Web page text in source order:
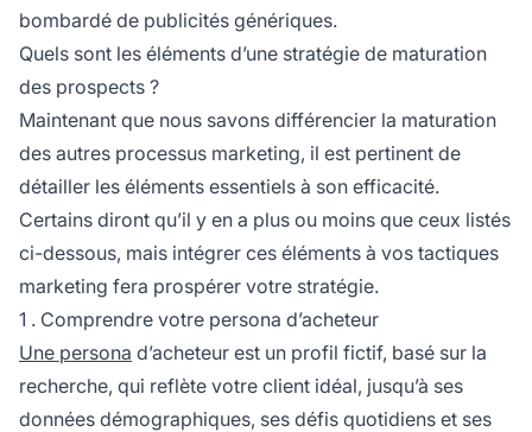
bombardé de publicités génériques.
Quels sont les éléments d’une stratégie de maturation
des prospects ?
Maintenant que nous savons différencier la maturation
des autres processus marketing, il est pertinent de
détailler les éléments essentiels à son efficacité.
Certains diront qu’il y en a plus ou moins que ceux listés
ci-dessous, mais intégrer ces éléments à vos tactiques
marketing fera prospérer votre stratégie.
1 . Comprendre votre persona d’acheteur
Une persona d’acheteur est un profil fictif, basé sur la
recherche, qui reflète votre client idéal, jusqu’à ses
données démographiques, ses défis quotidiens et ses